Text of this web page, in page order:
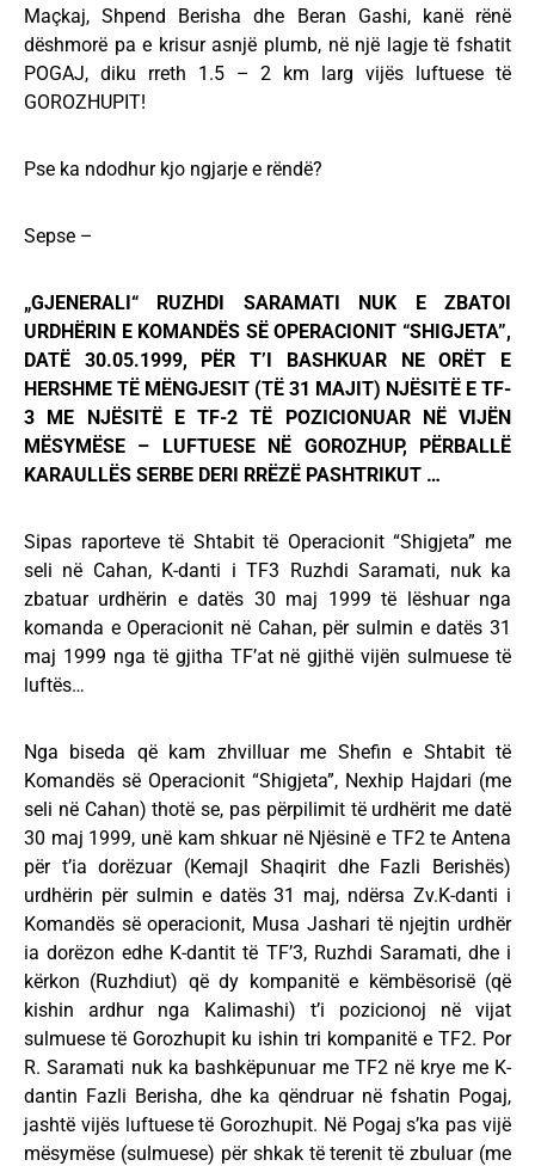
Maçkaj, Shpend Berisha dhe Beran Gashi, kanë rënë
dëshmorë pa e krisur asnjë plumb, në një lagje të fshatit
POGAJ, diku rreth 1.5 – 2 km larg vijës luftuese të
GOROZHUPIT!
Pse ka ndodhur kjo ngjarje e rëndë?
Sepse –
„GJENERALI“ RUZHDI SARAMATI NUK E ZBATOI
URDHËRIN E KOMANDËS SË OPERACIONIT “SHIGJETA”,
DATË 30.05.1999, PËR T’I BASHKUAR NE ORËT E
HERSHME TË MËNGJESIT (TË 31 MAJIT) NJËSITË E TF-
3 ME NJËSITË E TF-2 TË POZICIONUAR NË VIJËN
MËSYMËSE – LUFTUESE NË GOROZHUP, PËRBALLË
KARAULLËS SERBE DERI RRËZË PASHTRIKUT …
Sipas raporteve të Shtabit të Operacionit “Shigjeta” me
seli në Cahan, K-danti i TF3 Ruzhdi Saramati, nuk ka
zbatuar urdhërin e datës 30 maj 1999 të lëshuar nga
komanda e Operacionit në Cahan, për sulmin e datës 31
maj 1999 nga të gjitha TF’at në gjithë vijën sulmuese të
luftës…
Nga biseda që kam zhvilluar me Shefin e Shtabit të
Komandës së Operacionit “Shigjeta”, Nexhip Hajdari (me
seli në Cahan) thotë se, pas përpilimit të urdhërit me datë
30 maj 1999, unë kam shkuar në Njësinë e TF2 te Antena
për t’ia dorëzuar (Kemajl Shaqirit dhe Fazli Berishës)
urdhërin për sulmin e datës 31 maj, ndërsa Zv.K-danti i
Komandës së operacionit, Musa Jashari të njejtin urdhër
ia dorëzon edhe K-dantit të TF’3, Ruzhdi Saramati, dhe i
kërkon (Ruzhdiut) që dy kompanitë e këmbësorisë (që
kishin ardhur nga Kalimashi) t’i pozicionoj në vijat
sulmuese të Gorozhupit ku ishin tri kompanitë e TF2. Por
R. Saramati nuk ka bashkëpunuar me TF2 në krye me K-
dantin Fazli Berisha, dhe ka qëndruar në fshatin Pogaj,
jashtë vijës luftuese të Gorozhupit. Në Pogaj s’ka pas vijë
mësymëse (sulmuese) për shkak të terenit të zbuluar (me